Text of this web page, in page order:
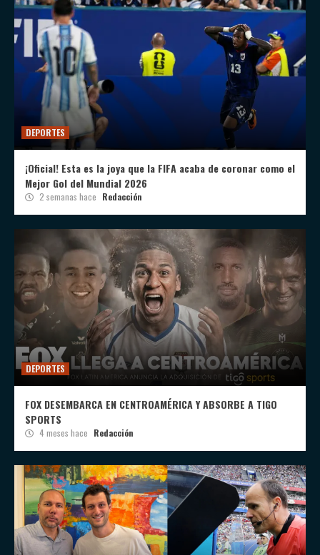
DEPORTES
¡Oficial! Esta es la joya que la FIFA acaba de coronar como el
Mejor Gol del Mundial 2026
2 semanas hace Redacción
DEPORTES
FOX DESEMBARCA EN CENTROAMÉRICA Y ABSORBE A TIGO
SPORTS
4 meses hace Redacción